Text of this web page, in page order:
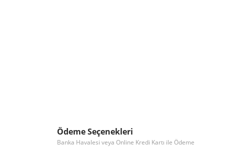
Ödeme Seçenekleri
Banka Havalesi veya Online Kredi Kartı ile Ödeme